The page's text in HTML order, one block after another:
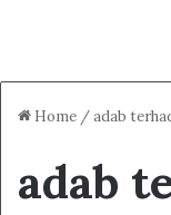
Home /adab
adab